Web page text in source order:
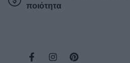
ποιότητα